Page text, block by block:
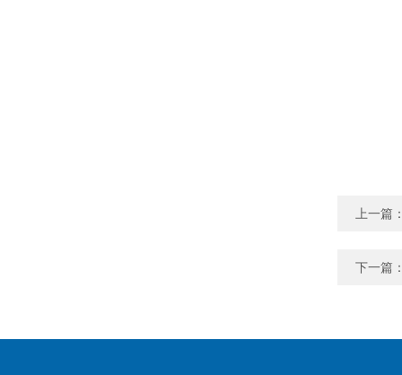
上一篇
下一篇